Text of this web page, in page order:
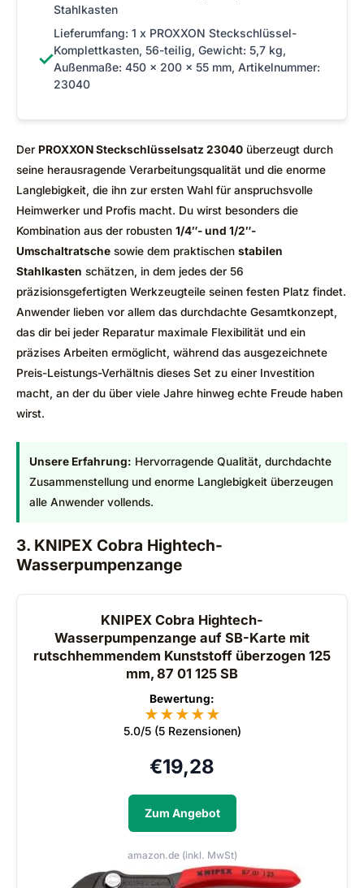
Stahlkasten
✓
Lieferumfang: 1 x PROXXON Steckschlüssel-
Komplettkasten, 56-teilig, Gewicht: 5,7 kg,
Außenmaße: 450 x 200 x 55 mm, Artikelnummer:
23040
Der PROXXON Steckschlüsselsatz 23040 überzeugt durch
seine herausragende Verarbeitungsqualität und die enorme
Langlebigkeit, die ihn zur ersten Wahl für anspruchsvolle
Heimwerker und Profis macht. Du wirst besonders die
Kombination aus der robusten 1/4″- und 1/2″-
Umschaltratsche sowie dem praktischen stabilen
Stahlkasten schätzen, in dem jedes der 56
präzisionsgefertigten Werkzeugteile seinen festen Platz findet.
Anwender lieben vor allem das durchdachte Gesamtkonzept,
das dir bei jeder Reparatur maximale Flexibilität und ein
präzises Arbeiten ermöglicht, während das ausgezeichnete
Preis-Leistungs-Verhältnis dieses Set zu einer Investition
macht, an der du über viele Jahre hinweg echte Freude haben
wirst.
Unsere Erfahrung: Hervorragende Qualität, durchdachte
Zusammenstellung und enorme Langlebigkeit überzeugen
alle Anwender vollends.
3. KNIPEX Cobra Hightech-
Wasserpumpenzange
KNIPEX Cobra Hightech-
Wasserpumpenzange auf SB-Karte mit
rutschhemmendem Kunststoff überzogen 125
mm, 87 01 125 SB
Bewertung:
★★★★★
5.0/5 (5 Rezensionen)
€19,28
Zum Angebot
amazon.de (inkl. MwSt)